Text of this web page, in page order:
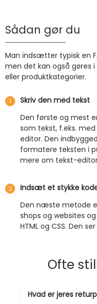
Sådan gør du
Man indsætter typisk en
men det kan også gøres
eller produktkategorier.
Skriv den med tekst
Den første og mest
som tekst, f.eks.
editor. Den
formatere teksten i
mere om tekst-
Indsæt et stykke
Den næste metode
shops og websites
HTML og CSS. Den
Ofte
Hvad er jeres